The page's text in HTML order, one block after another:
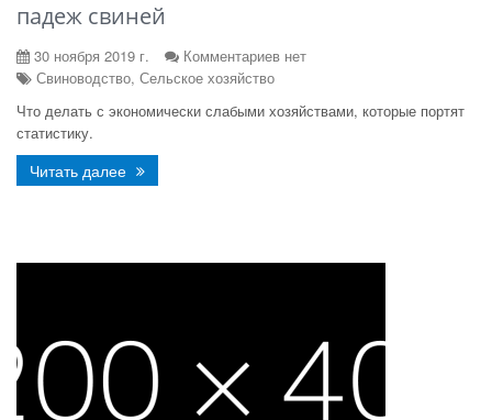
падеж свиней
30 ноября 2019 г.
Комментариев нет
Свиноводство, Сельское хозяйство
Что делать с экономически слабыми хозяйствами, которые портят
статистику.
Читать далее